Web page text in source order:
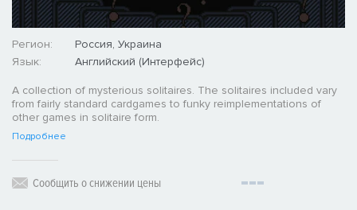
Регион:
Россия, Украина
Язык:
Английский (Интерфейс)
A collection of mysterious solitaires. The solitaires included vary
from fairly standard cardgames to funky reimplementations of
other games in solitaire form.
Подробнее
Сообщить о снижении цены